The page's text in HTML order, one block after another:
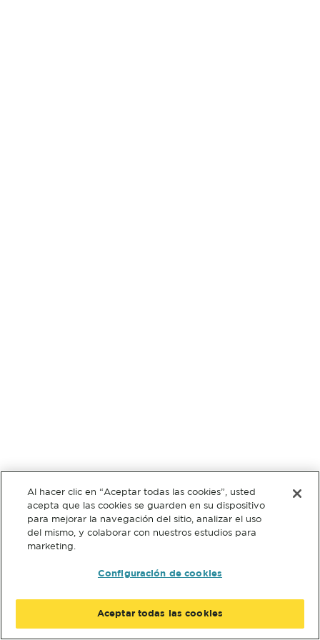
Al hacer clic en “Aceptar todas las cookies”, usted
acepta que las cookies se guarden en su dispositivo
para mejorar la navegación del sitio, analizar el uso
del mismo, y colaborar con nuestros estudios para
marketing.
Configuración de cookies
Aceptar todas las cookies